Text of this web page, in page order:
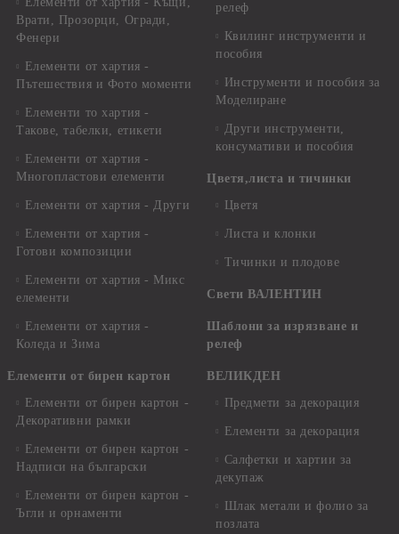
Врати, Прозорци, Огради,
Фенери
Елементи от хартия -
Пътешествия и Фото моменти
Елементи то хартия -
Такове, табелки, етикети
Елементи от хартия -
Многопластови елементи
Елементи от хартия - Други
Елементи от хартия -
Готови композиции
Елементи от хартия - Микс
елементи
Елементи от хартия -
Коледа и Зима
Елементи от бирен картон
Елементи от бирен картон -
Декоративни рамки
Елементи от бирен картон -
Надписи на български
Елементи от бирен картон -
Ъгли и орнаменти
релеф
Квилинг инструменти и
пособия
Инструменти и пособия за
Моделиране
Други инструменти,
консумативи и пособия
Цветя,листа и тичинки
Цветя
Листа и клонки
Тичинки и плодове
Свети ВАЛЕНТИН
Шаблони за изрязване и
релеф
ВЕЛИКДЕН
Предмети за декорация
Елементи за декорация
Салфетки и хартии за
декупаж
Шлак метали и фолио за
позлата